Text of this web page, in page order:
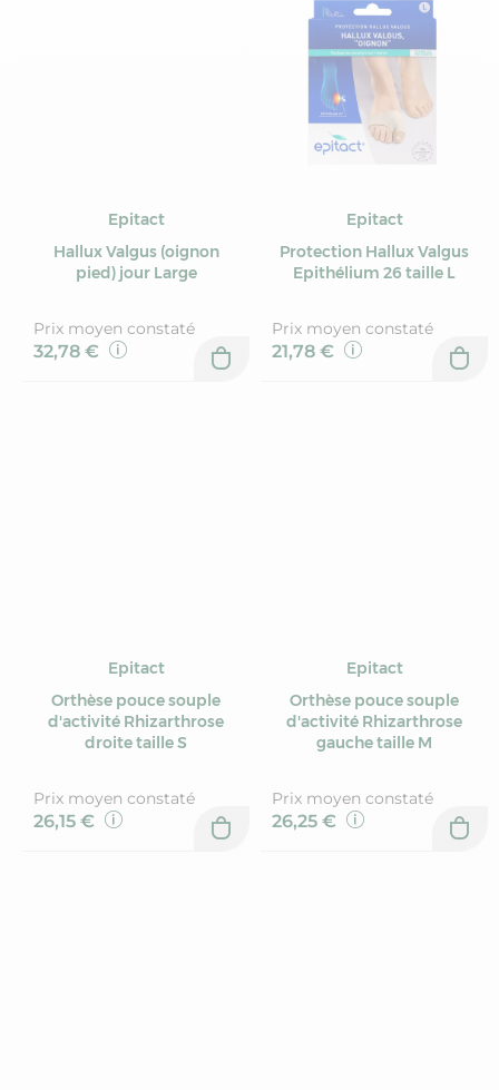
Epitact
Hallux Valgus (oignon
pied) jour Large
Prix moyen constaté
32,78 €
Epitact
Protection Hallux Valgus
Epithélium 26 taille L
Prix moyen constaté
21,78 €
Epitact
Orthèse pouce souple
d'activité Rhizarthrose
droite taille S
Prix moyen constaté
26,15 €
Epitact
Orthèse pouce souple
d'activité Rhizarthrose
gauche taille M
Prix moyen constaté
26,25 €